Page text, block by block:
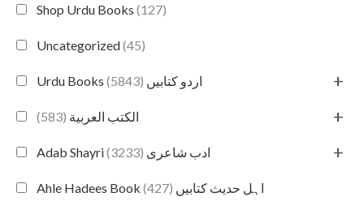
Shop Urdu Books (127)
Uncategorized(45)
Urdu Books اردو کتابیں (5843) +
الكتب العربية (583) +
Adab Shayri ادب شاعری (3233) +
Ahle Hadees Book اہل حدیث کتابیں (427)